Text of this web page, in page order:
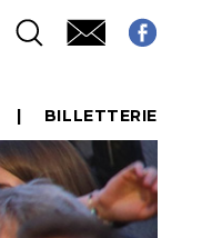
BILLETTERIE